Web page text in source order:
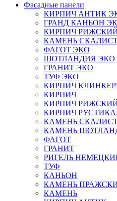
Фасадные панели
КИРПИЧ АНТИК
ГРАНД КАНЬОН
КИРПИЧ
КАМЕНЬ
ФАГОТ ЭКО
ШОТЛАНДИЯ ЭКО
ГРАНИТ ЭКО
ТУФ ЭКО
КИРПИЧ
КИРПИЧ
КИРПИЧ
КИРПИЧ
КАМЕНЬ
КАМЕНЬ
ФАГОТ
ГРАНИТ
РИГЕЛЬ
ТУФ
КАНЬОН
КАМЕНЬ
КАМЕНЬ